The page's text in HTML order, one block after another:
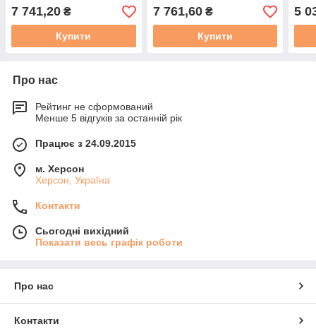
7 741,20 ₴
Купити
7 761,60₴
Купити
5
Про нас
Рейтинг не сформований
Менше 5 відгуків за останній рік
Працює з 24.09.2015
м. Херсон
Херсон, Україна
Контакти
Сьогодні вихідний
Показати весь графік роботи
Про нас
Контакти